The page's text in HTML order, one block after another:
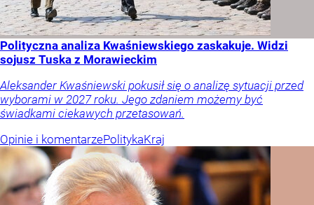
Polityczna analiza Kwaśniewskiego zaskakuje. Widzi
sojusz Tuska z Morawieckim
Aleksander Kwaśniewski pokusił się o analizę sytuacji przed
wyborami w 2027 roku. Jego zdaniem możemy być
świadkami ciekawych przetasowań.
Opinie i komentarzePolitykaKraj